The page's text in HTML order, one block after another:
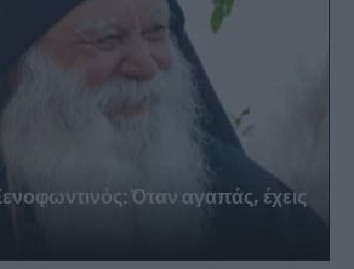
Όταν αγαπάς, έχεις